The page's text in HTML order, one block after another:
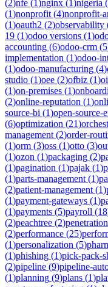
(2)nfe (1)nginx (1)nigeria (
(1)nonprofit (4)nonprofit-
(1)oauth2 (2)observability
19 (1)odoo versions (1)
accounting (6)odoo-crm (5
implementation (1)odoo-
(1)odoo-manufacturing (4)
studio (1)oee (2)ofbiz (1)
(1)on-premises (1)
(2)online-reputation (1)
source-bi (1)open-source-
(6)optimization (21)
management (2)order-
(1)orm (3)oss (1)otto (3)
(1)ozon (1)packaging (2)
(1)pagination (1)pajak (1)
(1)parts-management (1)
(2)patient-management (1)
(1)payment-gateways (1)
(1)payments (5)payroll (18
(2)peachtree (2)
(2)performance (25)
(1)personalization (5)
(1)phishing (1)pick-pack-
(2)pipeline (9)pipeline-
(1)planning (9)plans (1)